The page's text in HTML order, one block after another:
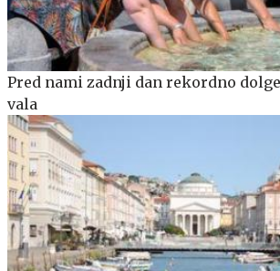
Pred nami zadnji dan rekordno
vala